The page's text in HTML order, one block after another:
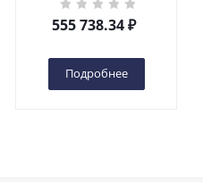
DC 2-мачтовый
(автономный) (G) в
555 738.34₽
Подробнее